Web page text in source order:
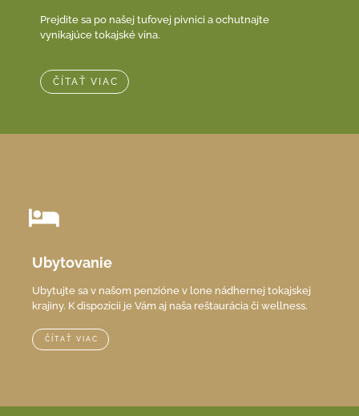
Prejdite sa po našej tufovej pivnici a ochutnajte
vynikajúce tokajské vína.
ČÍTAŤ VIAC
Ubytovanie
Ubytujte sa v našom penzióne v lone nádhernej tokajskej
krajiny. K dispozícii je Vám aj naša reštaurácia či wellness.
ČÍTAŤ VIAC